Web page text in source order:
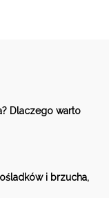
Dlaczego warto
i brzucha,